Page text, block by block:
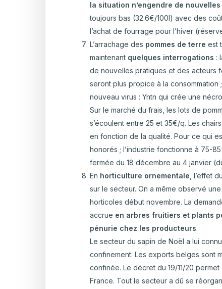
la situation n’engendre de
toujours bas (32.6€/100l) avec des
l’achat de fourrage pour l’hiver
L’arrachage des pommes de terreest
maintenant quelques interrogations :
de nouvelles pratiques et des acteurs
seront plus propice à la consommation
nouveau virus : Yntn qui crée une
Sur le marché du frais, les lots de
s’écoulent entre 25 et 35€/q. Les
en fonction de la qualité. Pour ce qui
honorés ; l’industrie fonctionne à 75-
fermée du 18 décembre au 4 janvier
En horticulture ornementale , l’effet
sur le secteur. On a même observé
horticoles début novembre. La
accrue en arbres fruitiers et plants
pénurie chez les producteurs.
Le secteur du sapin de Noël a lui
confinement. Les exports belges sont
confinée. Le décret du 19/11/20
France. Tout le secteur a dû se